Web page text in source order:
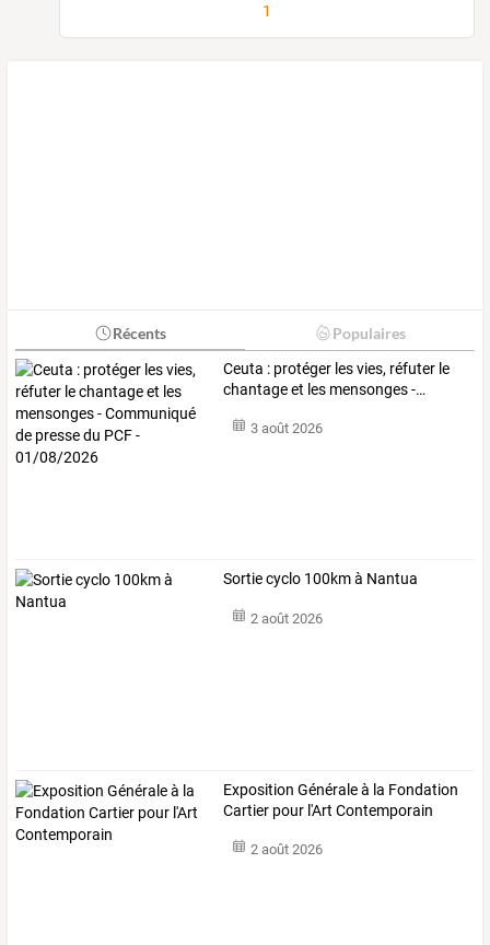
1
Récents Populaires
Ceuta : protéger lesvies, réfuter le
chantageet les mensonges-…
3 août 2026
Sortie cyclo 100km à Nantua
2 août 2026
Exposition Générale à la Fondation
Cartier pour l'Art Contemporain
2 août 2026